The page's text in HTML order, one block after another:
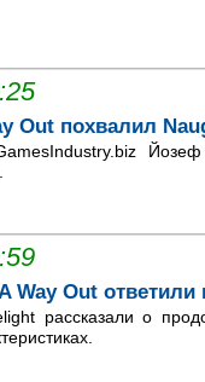
Out похвалил
Йозеф
Way Out
рассказали о